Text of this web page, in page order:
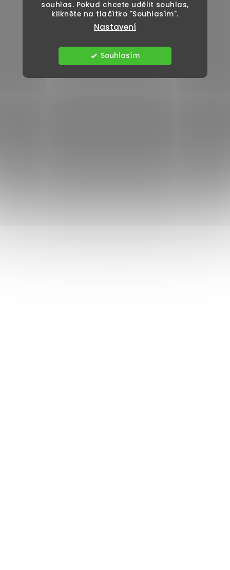
souhlas. Pokud chcete udělit souhlas,
klikněte na tlačítko "Souhlasím".
Nastavení
Souhlasím